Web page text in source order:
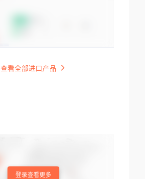
查看全部进口产品
登录查看更多